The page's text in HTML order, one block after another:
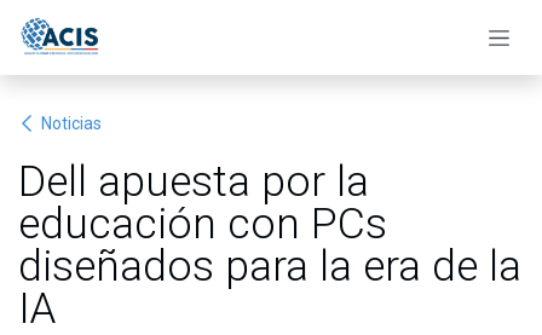
Noticias
Dell apuesta por la
educación con PCs
diseñados para la era de la
IA